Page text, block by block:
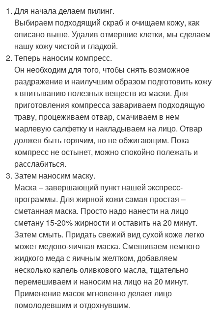
Для начала делаем пилинг.
Выбираем подходящий скраб и очищаем кожу, как
описано выше. Удалив отмершие клетки, мы сделаем
нашу кожу чистой и гладкой.
Теперь наносим компресс.
Он необходим для того, чтобы снять возможное
раздражение и наилучшим образом подготовить кожу
к впитыванию полезных веществ из маски. Для
приготовления компресса завариваем подходящую
траву, процеживаем отвар, смачиваем в нем
марлевую салфетку и накладываем на лицо. Отвар
должен быть горячим, но не обжигающим. Пока
компресс не остынет, можно спокойно полежать и
расслабиться.
Затем наносим маску.
Маска – завершающий пункт нашей экспресс-
программы. Для жирной кожи самая простая –
сметанная маска. Просто надо нанести на лицо
сметану 15-20% жирности и оставить на 20 минут.
Затем смыть. Придать свежий вид сухой коже легко
может медово-яичная маска. Смешиваем немного
жидкого меда с яичным желтком, добавляем
несколько капель оливкового масла, тщательно
перемешиваем и наносим на лицо на 20 минут.
Применение масок мгновенно делает лицо
помолодевшим и отдохнувшим.